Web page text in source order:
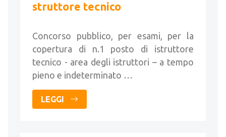
struttore tecnico
Concorso pubblico, per esami, per la
copertura di n.1 posto di istruttore
tecnico - area degli istruttori – a tempo
pieno e indeterminato …
LEGGI